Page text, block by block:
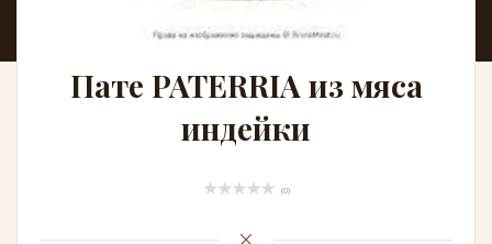
Пате PATERRIA из мяса
индейки
(0)